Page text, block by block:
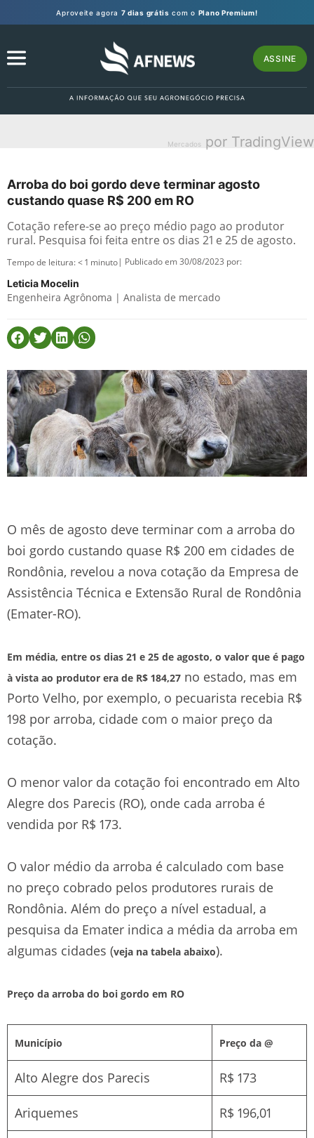
Aproveite agora 7 dias grátis com o Plano Premium!
ASSINE
Mercados por TradingView
Arroba do boi gordo deve terminar agosto
custando quase R$ 200 em RO
Cotação refere-se ao preço médio pago ao produtor
rural. Pesquisa foi feita entre os dias 21 e 25 de agosto.
Tempo de leitura:< 1 minuto| Publicado em 30/08/2023 por:
Leticia Mocelin
Engenheira Agrônoma | Analista de mercado
O mês de agosto deve terminar com a arroba do
boi gordo custando quase R$ 200 em cidades de
Rondônia, revelou a nova cotação da Empresa de
Assistência Técnica e Extensão Rural de Rondônia
(Emater-RO).
Em média, entre os dias 21 e 25 de agosto, o valor que é pago
à vista ao produtor era de R$ 184,27 no estado, mas em
Porto Velho, por exemplo, o pecuarista recebia R$
198 por arroba, cidade com o maior preço da
cotação.
O menor valor da cotação foi encontrado em Alto
Alegre dos Parecis (RO), onde cada arroba é
vendida por R$ 173.
O valor médio da arroba é calculado com base
no preço cobrado pelos produtores rurais de
Rondônia. Além do preço a nível estadual, a
pesquisa da Emater indica a média da arroba em
algumas cidades (veja na tabela abaixo).
Preço da arroba do boi gordo em RO
Município Preço da @
Alto Alegre dos Parecis R$ 173
Ariquemes R$ 196,01